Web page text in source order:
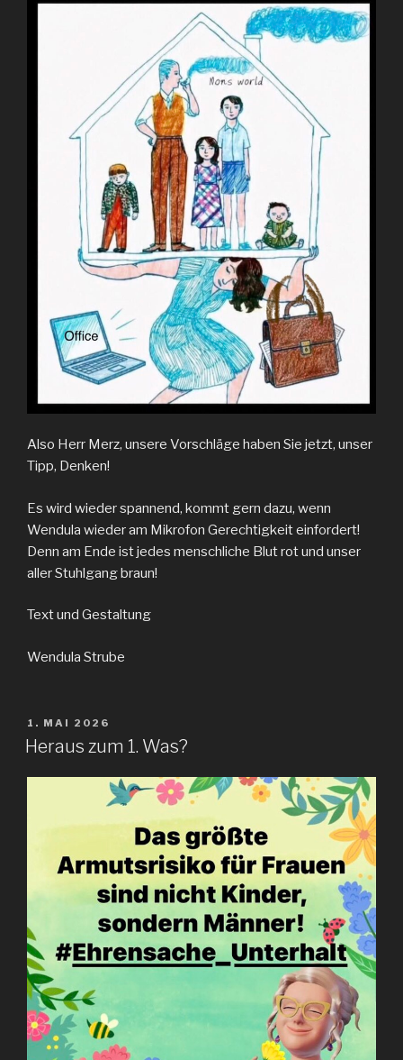
Also Herr Merz, unsere Vorschläge haben Sie jetzt, unser
Tipp, Denken!
Es wird wieder spannend, kommt gern dazu, wenn
Wendula wieder am Mikrofon Gerechtigkeit einfordert!
Denn am Ende ist jedes menschliche Blut rot und unser
aller Stuhlgang braun!
Text und Gestaltung
Wendula Strube
VERÖFFENTLICHT
AM
1. MAI 2026
Heraus zum 1. Was?